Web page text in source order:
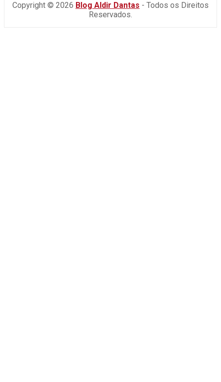
Copyright © 2026 Blog Aldir Dantas - Todos os Direitos
Reservados.